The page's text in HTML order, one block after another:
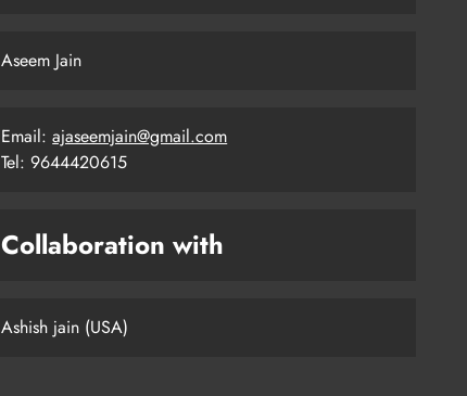
Aseem Jain
Email:ajaseemjain@gmail.com
Tel: 9644420615
Collaboration with
Ashish jain (USA)